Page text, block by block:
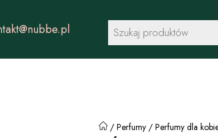
Wyszukiwarka
produktów
/ Perfumy/ Perfumy dla